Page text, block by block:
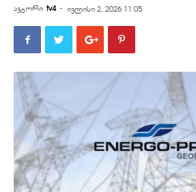
ავტორი tv4 - ივლისი 2, 2026 11:05